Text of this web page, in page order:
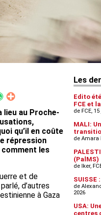
lieu au Proche-
qu’il en coûte
répression
les
et de
d’autres
à Gaza